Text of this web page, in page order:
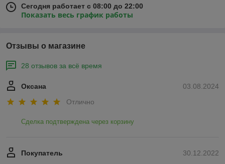
Сегодня работает с 08:00 до 22:00
Показать весь график работы
Отзывы о магазине
28 отзывов за всё время
03.08.2024
Оксана
Отлично
Сделка подтверждена через корзину
30.12.2022
Покупатель